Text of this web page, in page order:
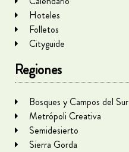
Hoteles
Folletos
Cityguide
Regiones
Bosques y Campos del Sur
Metrópoli Creativa
Semidesierto
Sierra Gorda